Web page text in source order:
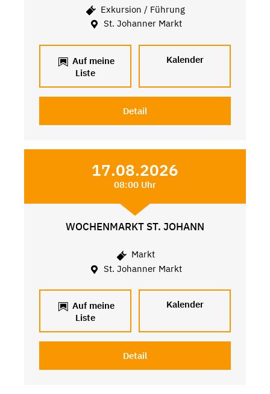
Exkursion / Führung
St. Johanner Markt
Auf meine
Liste
Kalender
Detail
17.08.2026
08:00 Uhr
WOCHENMARKT ST. JOHANN
Markt
St. Johanner Markt
Auf meine
Liste
Kalender
Detail